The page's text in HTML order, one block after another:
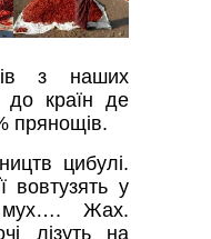
з наших
до країн де
прянощів.
цибулі.
вовтузять у
мух…. Жах.
лізуть на